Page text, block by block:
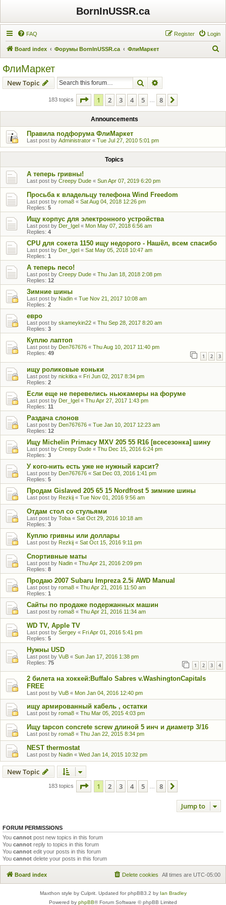
BornInUSSR.ca
FAQ Login
Register
Board index Форумы BornInUSSR.ca ФлиМаркет
ФлиМаркет
New Topic Search
183 topics Page 1of 8
1 2 3 4 5 8
Announcements
Правила подфорума ФлиМаркет
Last post by Administrator « Tue Jul 27, 2010 5:01 pm
Topics
А теперь гривны!
Last post by Creepy Dude « Sun Apr 07, 2019 6:20 pm
Просьба к владельцу телефона Wind Freedom
Last post by roma8 « Sat Aug 04, 2018 12:26 pm
Replies: 5
Ищу корпус для электронного устройства
Last post by Der_Igel « Mon May 07, 2018 6:56 am
Replies: 4
CPU для сокета 1150 ищу недорого - Нашёл, всем спасибо
Last post by Der_Igel « Sat May 05, 2018 10:47 am
Replies: 1
А теперь песо!
Last post by Creepy Dude « Thu Jan 18, 2018 2:08 pm
Replies: 12
Зимние шины
Last post by Nadin « Tue Nov 21, 2017 10:08 am
Replies: 2
евро
Last post by skameykin22 « Thu Sep 28, 2017 8:20 am
Replies: 3
Куплю лаптоп
Last post by Den767676 « Thu Aug 10, 2017 11:40 pm
Replies: 49 1 2 3
ищу роликовые коньки
Last post by nickitka « Fri Jun 02, 2017 8:34 pm
Replies: 2
Если еще не перевелись ньюкамеры на форуме
Last post by Der_Igel « Thu Apr 27, 2017 1:43 pm
Replies: 11
Раздача слонов
Last post by Den767676 « Tue Jan 10, 2017 12:23 am
Replies: 12
Ищу Michelin Primacy MXV 205 55 R16 [всесезонка] шину
Last post by Creepy Dude « Thu Dec 15, 2016 6:24 pm
Replies: 3
У кого-нить есть уже не нужный карсит?
Last post by Den767676 « Sat Dec 03, 2016 1:41 pm
Replies: 5
Продам Gislaved 205 65 15 Nordfrost 5 зимние шины
Last post by Rezkij « Tue Nov 01, 2016 9:56 am
Отдам стол со стульями
Last post by Toba « Sat Oct 29, 2016 10:18 am
Replies: 3
Куплю гривны или доллары
Last post by Rezkij « Sat Oct 15, 2016 9:11 pm
Спортивные маты
Last post by Nadin « Thu Apr 21, 2016 2:09 pm
Replies: 8
Продаю 2007 Subaru Impreza 2.5i AWD Manual
Last post by roma8 « Thu Apr 21, 2016 11:50 am
Replies: 1
Сайты по продаже подержанных машин
Last post by roma8 « Thu Apr 21, 2016 11:34 am
WD TV, Apple TV
Last post by Sergey « Fri Apr 01, 2016 5:41 pm
Replies: 5
Нужны USD
Last post by VuB « Sun Jan 17, 2016 1:38 pm
Replies: 75 1 2 3 4
2 билета на хоккей:Buffalo Sabres v.WashingtonCapitals
FREE
Last post by VuB « Mon Jan 04, 2016 12:40 pm
ищу армированный кабель , остатки
Last post by roma8 « Thu Mar 05, 2015 4:03 pm
Ищу tapcon concrete screw длиной 5 инч и диаметр 3/16
Last post by roma8 « Thu Jan 22, 2015 8:34 pm
NEST thermostat
Last post by Nadin « Wed Jan 14, 2015 10:32 pm
New Topic
183 topics Page 1of 8
1 2 3 4 5 8
Jump to
FORUM PERMISSIONS
You cannot post new topics in this forum
You cannot reply to topics in this forum
You cannot edit your posts in this forum
You cannot delete your posts in this forum
Board index All times are UTC-05:00
Delete cookies
Maxthon style by Culprit. Updated for phpBB3.2 by Ian Bradley
Powered by phpBB® Forum Software © phpBB Limited